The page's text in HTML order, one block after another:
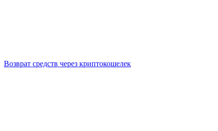
Возврат средств через криптокошелек